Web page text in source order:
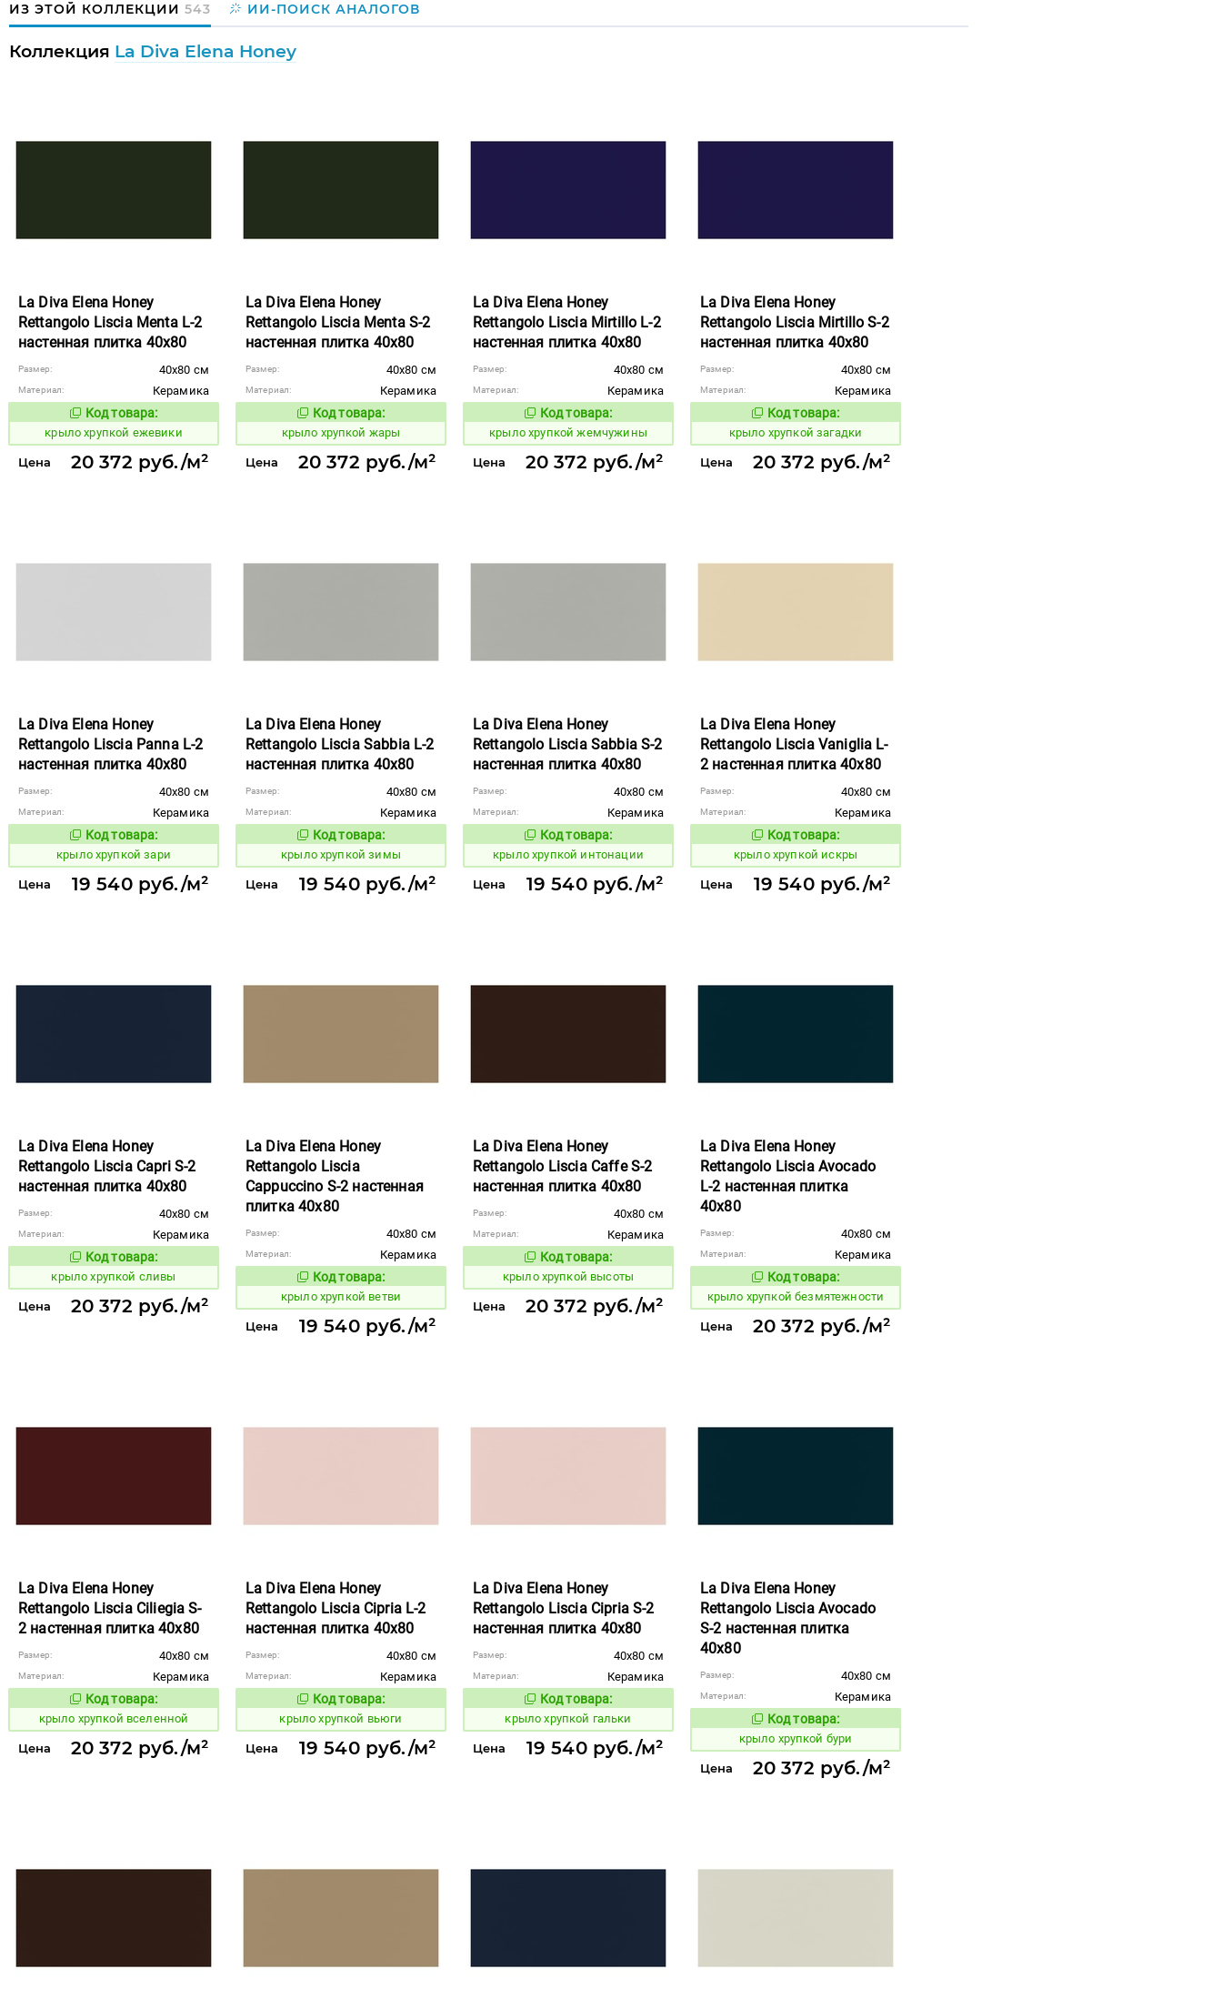
ИЗ ЭТОЙ КОЛЛЕКЦИИ 543 ИИ-ПОИСК АНАЛОГОВ
Коллекция La Diva Elena Honey
La Diva Elena Honey
Rettangolo Liscia Menta L-2
настенная плитка 40x80
Размер: 40x80 см
Материал:
Керамика
Код товара:
842399 Код товара:
крыло хрупкой ежевики
Цена 20 372 руб./м²
La Diva Elena Honey
Rettangolo Liscia Menta S-2
настенная плитка 40x80
Размер: 40x80 см
Материал:
Керамика
Код товара:
842400Код товара:
крыло хрупкой жары
Цена 20 372 руб./м²
La Diva Elena Honey
Rettangolo Liscia Mirtillo L-2
настенная плитка 40x80
Размер: 40x80 см
Материал:
Керамика
Код товара:
842401 Код товара:
крыло хрупкой жемчужины
Цена 20 372 руб./м²
La Diva Elena Honey
Rettangolo Liscia Mirtillo S-2
настенная плитка 40x80
Размер: 40x80 см
Материал:
Керамика
Код товара:
842402 Код товара:
крыло хрупкой загадки
Цена 20 372 руб./м²
La Diva Elena Honey
Rettangolo Liscia Panna L-2
настенная плитка 40x80
Размер: 40x80 см
Материал:
Керамика
Код товара:
842403 Код товара:
крыло хрупкой зари
Цена 19 540 руб./м²
La Diva Elena Honey
Rettangolo Liscia Sabbia L-2
настенная плитка 40x80
Размер: 40x80 см
Материал:
Керамика
Код товара:
842407 Код товара:
крыло хрупкой зимы
Цена 19 540 руб./м²
La Diva Elena Honey
Rettangolo Liscia Sabbia S-2
настенная плитка 40x80
Размер: 40x80 см
Материал:
Керамика
Код товара:
842408 Код товара:
крыло хрупкой интонации
Цена 19 540 руб./м²
La Diva Elena Honey
Rettangolo Liscia Vaniglia L-
2 настенная плитка 40x80
Размер: 40x80 см
Материал:
Керамика
Код товара:
842409 Код товара:
крыло хрупкой искры
Цена 19 540 руб./м²
La Diva Elena Honey
Rettangolo Liscia Capri S-2
настенная плитка 40x80
Размер: 40x80 см
Материал:
Керамика
Код товара:
842386 Код товара:
крыло хрупкой сливы
Цена 20 372 руб./м²
La Diva Elena Honey
Rettangolo Liscia
Cappuccino S-2 настенная
плитка 40x80
Размер: 40x80 см
Материал:
Керамика
Код товара:
842384 Код товара:
крыло хрупкой ветви
Цена 19 540 руб./м²
La Diva Elena Honey
Rettangolo Liscia Caffe S-2
настенная плитка 40x80
Размер: 40x80 см
Материал:
Керамика
Код товара:
842382 Код товара:
крыло хрупкой высоты
Цена 20 372 руб./м²
La Diva Elena Honey
Rettangolo Liscia Avocado
L-2 настенная плитка
40x80
Размер: 40x80 см
Материал:
Керамика
Код товара:
842379 Код товара:
крыло хрупкой безмятежности
Цена 20 372 руб./м²
La Diva Elena Honey
Rettangolo Liscia Ciliegia S-
2 настенная плитка 40x80
Размер: 40x80 см
Материал:
Керамика
Код товара:
842388 Код товара:
крыло хрупкой вселенной
Цена 20 372 руб./м²
La Diva Elena Honey
Rettangolo Liscia Cipria L-2
настенная плитка 40x80
Размер: 40x80 см
Материал:
Керамика
Код товара:
842389 Код товара:
крыло хрупкой вьюги
Цена 19 540 руб./м²
La Diva Elena Honey
Rettangolo Liscia Cipria S-2
настенная плитка 40x80
Размер: 40x80 см
Материал:
Керамика
Код товара:
842390 Код товара:
крыло хрупкой гальки
Цена 19 540 руб./м²
La Diva Elena Honey
Rettangolo Liscia Avocado
S-2 настенная плитка
40x80
Размер: 40x80 см
Материал:
Керамика
Код товара:
842380 Код товара:
крыло хрупкой бури
Цена 20 372 руб./м²